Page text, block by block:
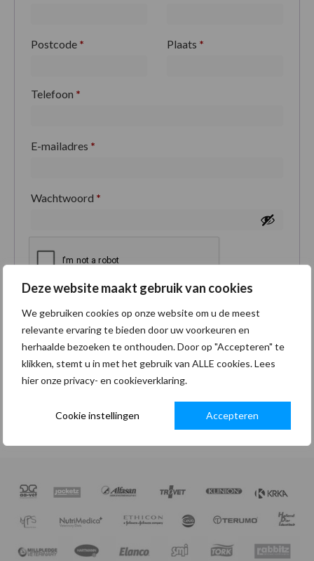
Deze website maakt gebruik van cookies
We gebruiken cookies op onze website om u de meest
relevante ervaring te bieden door uw voorkeuren en
herhaalde bezoeken te onthouden. Door op "Accepteren" te
klikken, stemt u in met het gebruik van ALLE cookies. Lees
hier onze privacy- en cookieverklaring.
Cookie instellingen Accepteren
Postcode * Plaats *
Telefoon *
E-mailadres *
Wachtwoord *
Je persoonlijke gegevens worden gebruikt om je
ervaring op deze site te ondersteunen, om toegang
tot je account te beheren en voor andere doeleinden
zoals omschreven in onzeprivacybeleid.